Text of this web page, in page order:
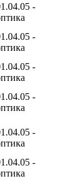
-
-
-
-
-
-